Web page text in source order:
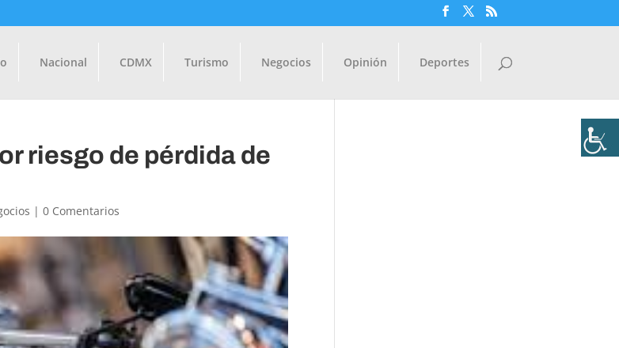
Nacional CDMX Turismo Negocios Opinión Deportes
riesgo de pérdida de
|0 Comentarios